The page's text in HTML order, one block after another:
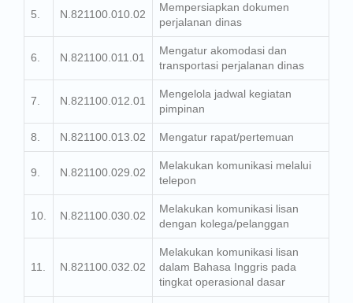
5. N.821100.010.02
Mempersiapkan dokumen
perjalanan dinas
6. N.821100.011.01
Mengatur akomodasi dan
transportasi perjalanan dinas
7. N.821100.012.01
Mengelola jadwal kegiatan
pimpinan
8. N.821100.013.02 Mengatur rapat/pertemuan
9. N.821100.029.02
Melakukan komunikasi melalui
telepon
10. N.821100.030.02
Melakukan komunikasi lisan
dengan kolega/pelanggan
11. N.821100.032.02
Melakukan komunikasi lisan
dalam Bahasa Inggris pada
tingkat operasional dasar